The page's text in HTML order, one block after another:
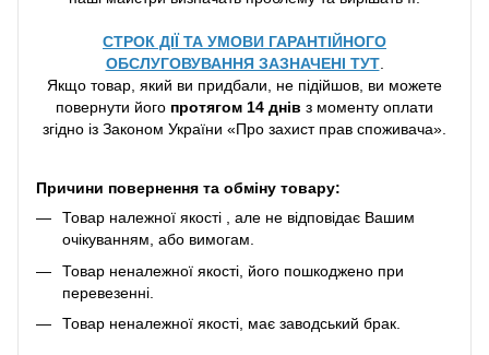
СТРОК ДІЇ ТА УМОВИ ГАРАНТІЙНОГО
ОБСЛУГОВУВАННЯ ЗАЗНАЧЕНІ ТУТ.
Якщо товар, який ви придбали, не підійшов, ви можете
повернути його протягом 14 днів з моменту оплати
згідно із Законом України «Про захист прав споживача».
Причини повернення та обміну товару:
Товар належної якості , але не відповідає Вашим
очікуванням, або вимогам.
Товар неналежної якості, його пошкоджено при
перевезенні.
Товар неналежної якості, має заводський брак.